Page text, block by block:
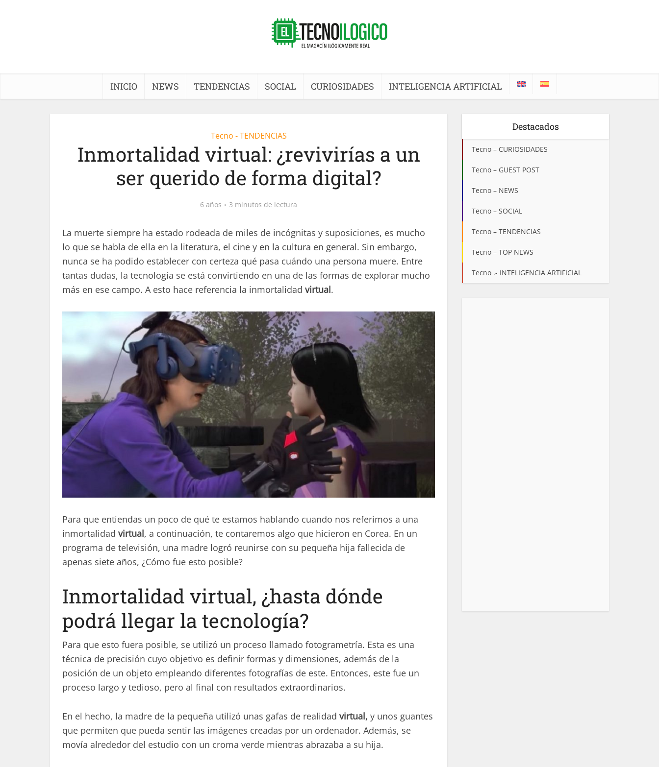
INICIO NEWS TENDENCIAS SOCIAL CURIOSIDADES INTELIGENCIA ARTIFICIAL
Tecno - TENDENCIAS
Inmortalidad virtual: ¿revivirías a un
ser querido de forma digital?
6 años 3 minutos de lectura
La muerte siempre ha estado rodeada de miles de incógnitas y suposiciones, es mucho
lo que se habla de ella en la literatura, el cine y en la cultura en general. Sin embargo,
nunca se ha podido establecer con certeza qué pasa cuándo una persona muere. Entre
tantas dudas, la tecnología se está convirtiendo en una de las formas de explorar mucho
más en ese campo. A esto hace referencia la inmortalidad virtual.
Para que entiendas un poco de qué te estamos hablando cuando nos referimos a una
inmortalidad virtual, a continuación, te contaremos algo que hicieron en Corea. En un
programa de televisión, una madre logró reunirse con su pequeña hija fallecida de
apenas siete años, ¿Cómo fue esto posible?
Inmortalidad virtual, ¿hasta dónde
podrá llegar la tecnología?
Para que esto fuera posible, se utilizó un proceso llamado fotogrametría. Esta es una
técnica de precisión cuyo objetivo es definir formas y dimensiones, además de la
posición de un objeto empleando diferentes fotografías de este. Entonces, este fue un
proceso largo y tedioso, pero al final con resultados extraordinarios.
En el hecho, la madre de la pequeña utilizó unas gafas de realidad virtual, y unos guantes
que permiten que pueda sentir las imágenes creadas por un ordenador. Además, se
movía alrededor del estudio con un croma verde mientras abrazaba a su hija.
Destacados
Tecno – CURIOSIDADES
Tecno – GUEST POST
Tecno – NEWS
Tecno – SOCIAL
Tecno – TENDENCIAS
Tecno – TOP NEWS
Tecno .- INTELIGENCIA ARTIFICIAL